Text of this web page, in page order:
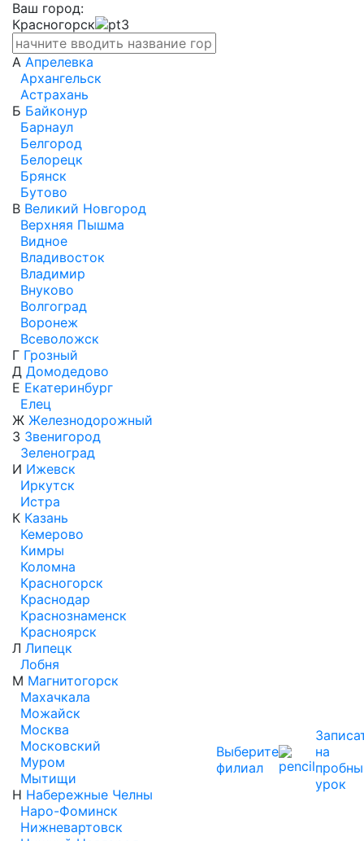
Ваш город:
Красногорск
А Апрелевка
Архангельск
Астрахань
Б Байконур
Барнаул
Белгород
Белорецк
Брянск
Бутово
В Великий Новгород
Верхняя Пышма
Видное
Владивосток
Владимир
Внуково
Волгоград
Воронеж
Всеволожск
Г Грозный
Д Домодедово
Е Екатеринбург
Елец
Ж Железнодорожный
З Звенигород
Зеленоград
И Ижевск
Иркутск
Истра
К Казань
Кемерово
Кимры
Коломна
Красногорск
Краснодар
Краснознаменск
Красноярск
Л Липецк
Лобня
М Магнитогорск
Махачкала
Можайск
Москва
Московский
Муром
Мытищи
Н Набережные Челны
Наро-Фоминск
Нижневартовск
Выберите
филиал
на
урок